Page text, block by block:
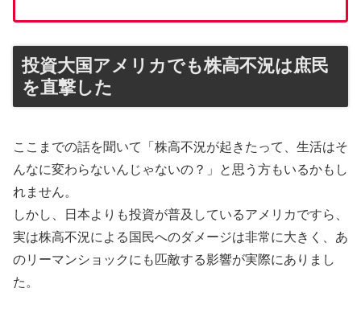
投資大国アメリカでも株高不況は庶民
を直撃した
ここまでの話を聞いて「株高不況が起きたって、生活はそ
んなに変わらないんじゃないの？」と思う方もいるかもし
れません。
しかし、日本よりも投資が普及しているアメリカですら、
実は株高不況による国民へのダメージは非常に大きく、あ
のリーマンショックにも匹敵する影響が実際にありまし
た。